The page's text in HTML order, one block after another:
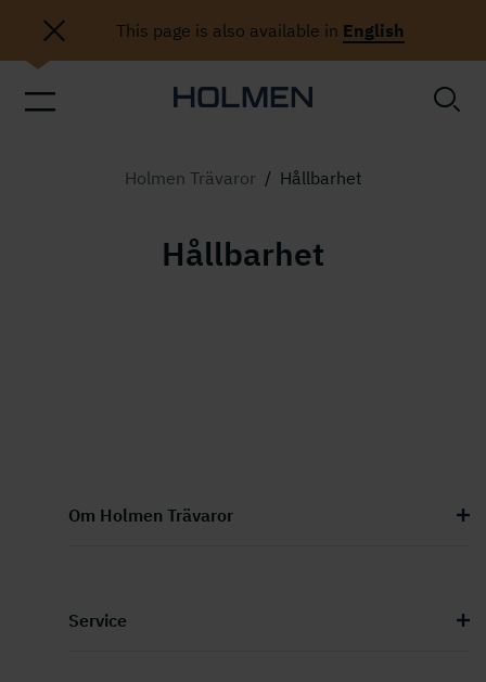
Holmen Trävaror / Hållbarhet
Hållbarhet
Om Holmen Trävaror
Service
This page is also available in English